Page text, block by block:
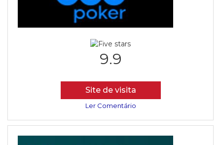
9.9
Site de visita
Ler Comentário